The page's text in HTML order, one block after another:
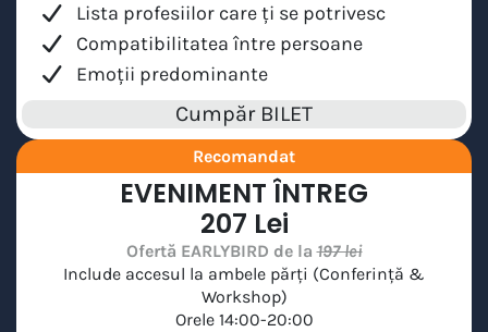
Lista profesiilor care ți se potrivesc
Compatibilitatea între persoane
Emoții predominante
Cumpăr BILET
Recomandat
EVENIMENT ÎNTREG
207 Lei
Ofertă EARLYBIRD de la197 lei
Include accesul la ambele părți (Conferință &
Workshop)
Orele 14:00-20:00